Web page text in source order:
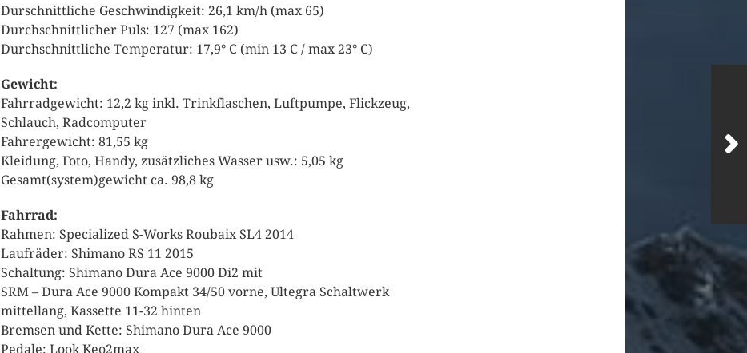
Durschnittliche Geschwindigkeit: 26,1 km/h (max 65)
Durchschnittlicher Puls: 127 (max 162)
Durchschnittliche Temperatur: 17,9° C (min 13 C / max 23° C)
Gewicht:
Fahrradgewicht: 12,2 kg inkl. Trinkflaschen, Luftpumpe, Flickzeug,
Schlauch, Radcomputer
Fahrergewicht: 81,55 kg
Kleidung, Foto, Handy, zusätzliches Wasser usw.: 5,05 kg
Gesamt(system)gewicht ca. 98,8 kg
Fahrrad:
Rahmen: Specialized S-Works Roubaix SL4 2014
Laufräder: Shimano RS 11 2015
Schaltung: Shimano Dura Ace 9000 Di2 mit
SRM – Dura Ace 9000 Kompakt 34/50 vorne, Ultegra Schaltwerk
mittellang, Kassette 11-32 hinten
Bremsen und Kette: Shimano Dura Ace 9000
Pedale: Look Keo2max